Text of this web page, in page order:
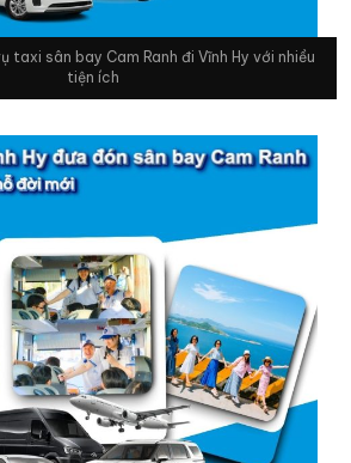
taxi sân bay Cam Ranh đi Vĩnh Hy với nhiều
tiện ích